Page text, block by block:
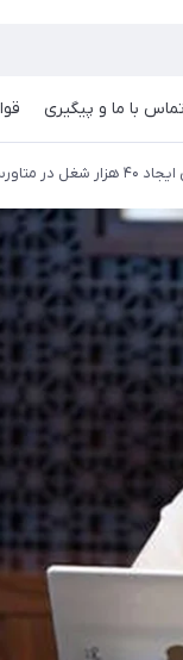
تماس با ما و پیگیری
در متاورس